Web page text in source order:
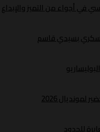
في أجواء من التميز والإبداع
بسيدي قاسم
2026
للحدود